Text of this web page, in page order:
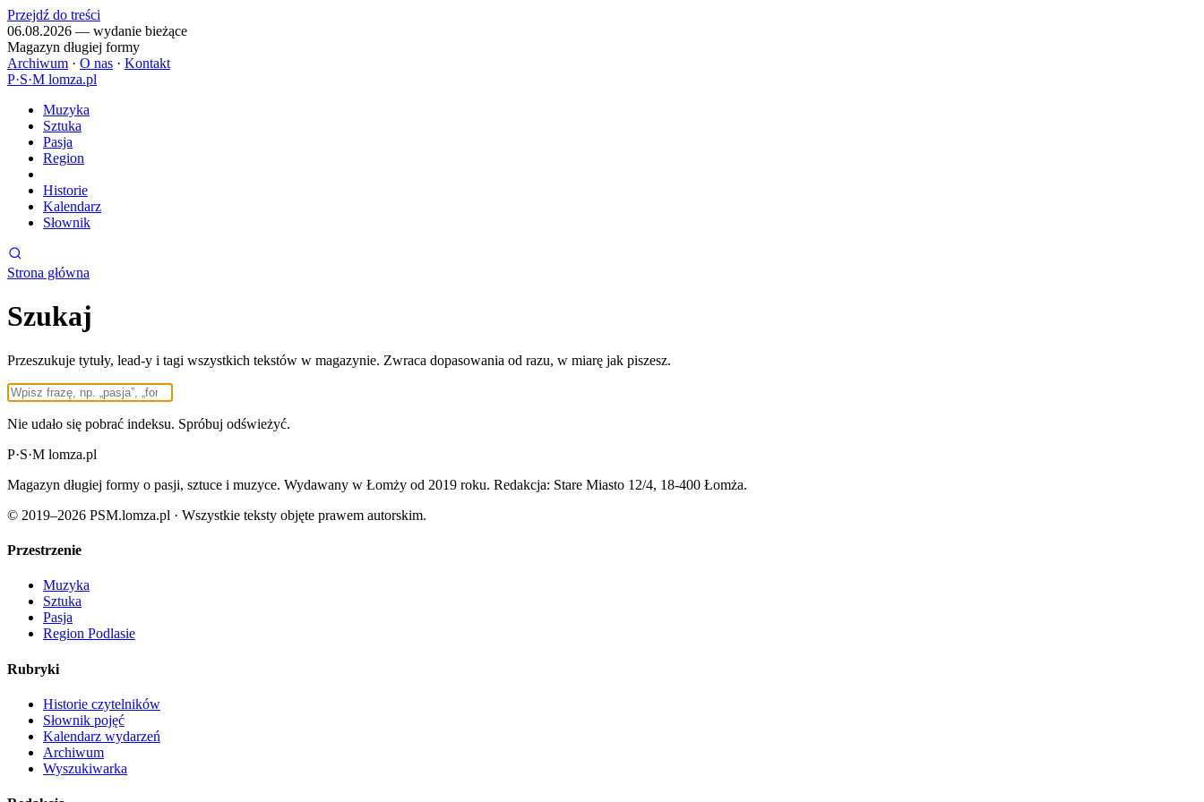
Przejdź do treści
06.08.2026 — wydanie bieżące
Magazyn długiej formy
Archiwum · O nas · Kontakt
P·S·M lomza.pl
Muzyka
Sztuka
Pasja
Region
Historie
Kalendarz
Słownik
Strona główna
Szukaj
Przeszukuje tytuły, lead-y i tagi wszystkich tekstów w magazynie. Zwraca dopasowania od razu, w miarę jak piszesz.
Nie udało się pobrać indeksu. Spróbuj odświeżyć.
P·S·M lomza.pl
Magazyn długiej formy o pasji, sztuce i muzyce. Wydawany w Łomży od 2019 roku. Redakcja: Stare Miasto 12/4, 18-400 Łomża.
© 2019–2026 PSM.lomza.pl · Wszystkie teksty objęte prawem autorskim.
Przestrzenie
Muzyka
Sztuka
Pasja
Region Podlasie
Rubryki
Historie czytelników
Słownik pojęć
Kalendarz wydarzeń
Archiwum
Wyszukiwarka